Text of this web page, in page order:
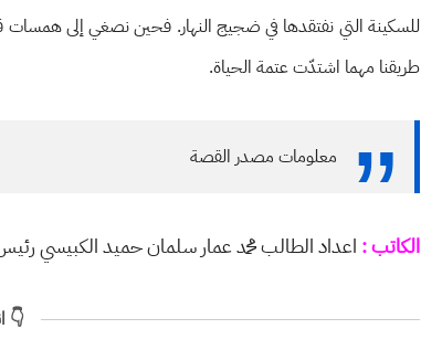
للسكينة التي نفتقدها في ضجيج النهار. فحين نصغي إلى همسات
طريقنا مهما اشتدّت عتمة الحياة.
معلومات مصدر القصة
الكاتب : اعداد الطالب محمد عمار سلمان حميد الكبيسي
👇